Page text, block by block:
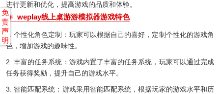
进行更新和优化，提高游戏的品质和体验。
weplay线上桌游游模拟器游戏特色
1. 个性化角色定制：玩家可以根据自己的喜好，定制个性化的游戏角
色，增加游戏的趣味性。
2. 丰富的任务系统：游戏内置了丰富的任务系统，玩家可以通过完成
任务获得奖励，提升自己的游戏水平。
3. 智能匹配系统：游戏采用智能匹配系统，根据玩家的游戏水平和历
免
责
声
明